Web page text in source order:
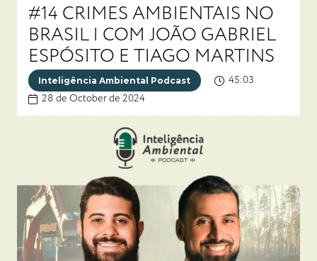
#14 CRIMES AMBIENTAIS NO
BRASIL | COM JOÃO GABRIEL
ESPÓSITO E TIAGO MARTINS
Inteligência Ambiental Podcast
45:03
28 de October de 2024